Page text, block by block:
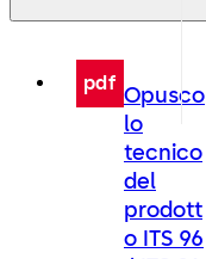
pdf Opusco
lo
tecnico
del
prodott
o ITS 96